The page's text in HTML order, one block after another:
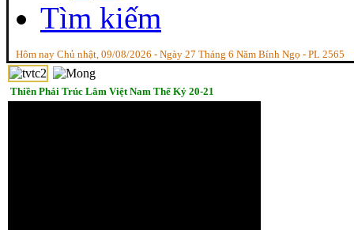
Tìm kiếm
Hôm nay Chủ nhật, 09/08/2026 - Ngày 27 Tháng 6 Năm Bính Ngọ - PL 2565
Thiền Phái Trúc Lâm Việt Nam Thế Kỷ 20-21